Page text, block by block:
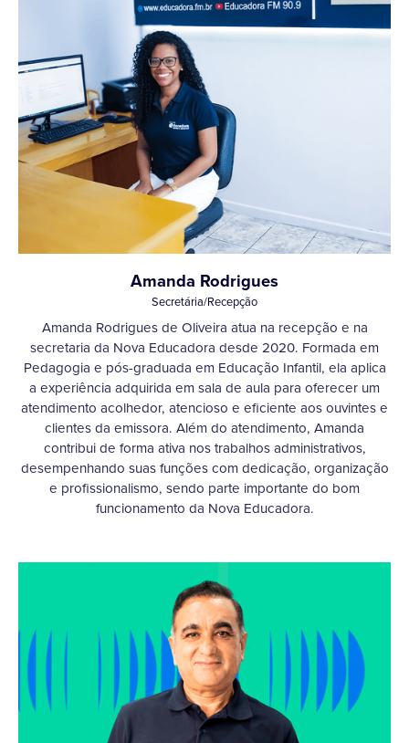
Amanda Rodrigues
Secretária/Recepção
Amanda Rodrigues de Oliveira atua na recepção e na
secretaria da Nova Educadora desde 2020. Formada em
Pedagogia e pós-graduada em Educação Infantil, ela aplica
a experiência adquirida em sala de aula para oferecer um
atendimento acolhedor, atencioso e eficiente aos ouvintes e
clientes da emissora. Além do atendimento, Amanda
contribui de forma ativa nos trabalhos administrativos,
desempenhando suas funções com dedicação, organização
e profissionalismo, sendo parte importante do bom
funcionamento da Nova Educadora.